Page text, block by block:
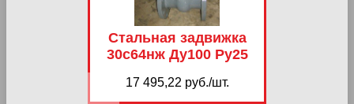
Стальная задвижка
30с64нж Ду100 Ру25
17 495,22 руб./шт.